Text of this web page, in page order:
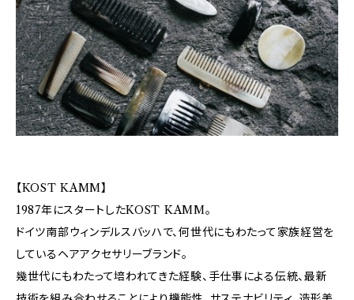
【KOST KAMM】
1987年にスタートしたKOST KAMM。
ドイツ南部ウィンデルスバッハで、何世代にもわたって家族経営を
しているヘアアクセサリーブランド。
幾世代にもわたって培われてきた経験、手仕事による伝統、最新